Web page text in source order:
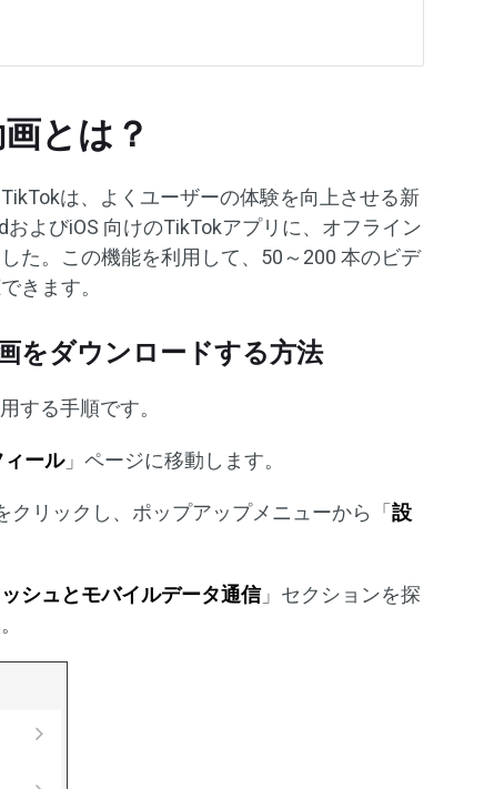
とは？
は、よくユーザーの体験を向上させる新
よびiOS 向けのTikTokアプリに、オフライン
た。この機能を利用して、50～200 本のビデ
きます。
をダウンロードする方法
する手順です。
ィール」ページに移動します。
クリックし、ポップアップメニューから「設
シュとモバイルデータ通信」セクションを探